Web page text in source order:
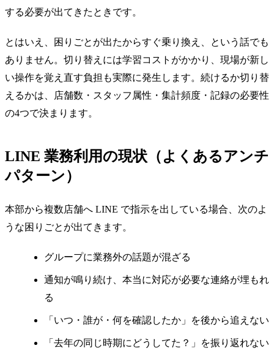
する必要が出てきたときです。
とはいえ、困りごとが出たからすぐ乗り換え、という話でも
ありません。切り替えには学習コストがかかり、現場が新し
い操作を覚え直す負担も実際に発生します。続けるか切り替
えるかは、店舗数・スタッフ属性・集計頻度・記録の必要性
の4つで決まります。
LINE 業務利用の現状（よくあるアンチ
パターン）
本部から複数店舗へ LINE で指示を出している場合、次のよ
うな困りごとが出てきます。
グループに業務外の話題が混ざる
通知が鳴り続け、本当に対応が必要な連絡が埋もれ
る
「いつ・誰が・何を確認したか」を後から追えない
「去年の同じ時期にどうしてた？」を振り返れない